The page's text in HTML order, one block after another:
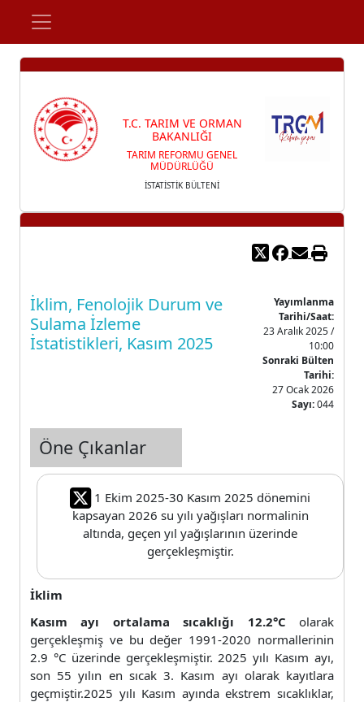
T.C. TARIM VE ORMAN
BAKANLIĞI
TARIM REFORMU GENEL
MÜDÜRLÜĞÜ
İSTATİSTİK BÜLTENİ
İklim, Fenolojik Durum ve
Sulama İzleme
İstatistikleri, Kasım 2025
Yayımlanma
Tarihi/Saat:
23 Aralık 2025 /
10:00
Sonraki Bülten
Tarihi:
27 Ocak 2026
Sayı:044
Öne Çıkanlar
1 Ekim 2025-30 Kasım 2025 dönemini
kapsayan 2026 su yılı yağışları normalinin
altında, geçen yıl yağışlarının üzerinde
gerçekleşmiştir.
İklim
Kasım ayı ortalama sıcaklığı 12.2°C olarak
gerçekleşmiş ve bu değer 1991-2020 normallerinin
2.9 °C üzerinde gerçekleşmiştir. 2025 yılı Kasım ayı,
son 55 yılın en sıcak 3. Kasım ayı olarak kayıtlara
geçmiştir.2025 yılı Kasım ayında ekstrem sıcaklıklar,